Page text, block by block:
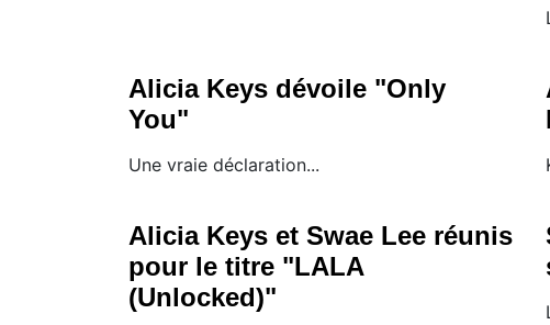
Alicia Keys dévoile "Only
You"
Une vraie déclaration...
Alicia Keys et Swae Lee réunis
pour le titre "LALA
(Unlocked)"